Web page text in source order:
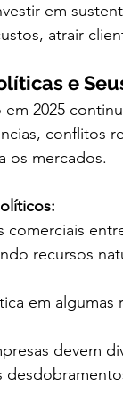
em
atrair
e
2025
conflitos
os mercados.
comerciais
recursos
em
devem